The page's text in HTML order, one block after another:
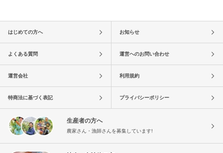
はじめての方へ お知らせ
よくある質問 運営へのお問い合わせ
運営会社 利用規約
特商法に基づく表記 プライバシーポリシー
生産者の方へ
農家さん・漁師さんを募集しています!